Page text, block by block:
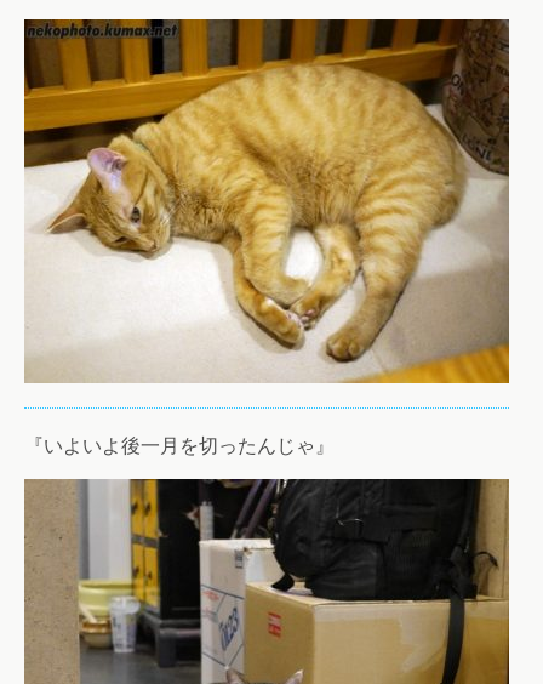
『いよいよ後一月を切ったんじゃ』